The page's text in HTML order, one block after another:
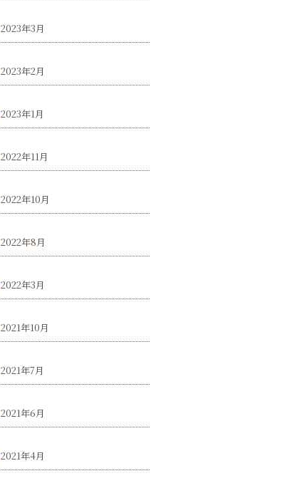
2023年3月
2023年2月
2023年1月
2022年11月
2022年10月
2022年8月
2022年3月
2021年10月
2021年7月
2021年6月
2021年4月